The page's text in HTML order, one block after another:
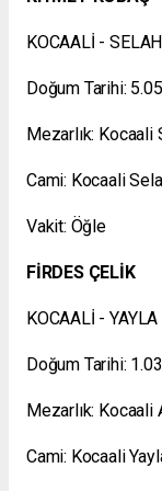
KOCAALİ -
Doğum Tarihi:
Mezarlık: Kocaali
Cami: Kocaali
Vakit: Öğle
FİRDES ÇELİK
KOCAALİ - YAYLA
Doğum Tarihi:
Mezarlık: Kocaali
Cami: Kocaali